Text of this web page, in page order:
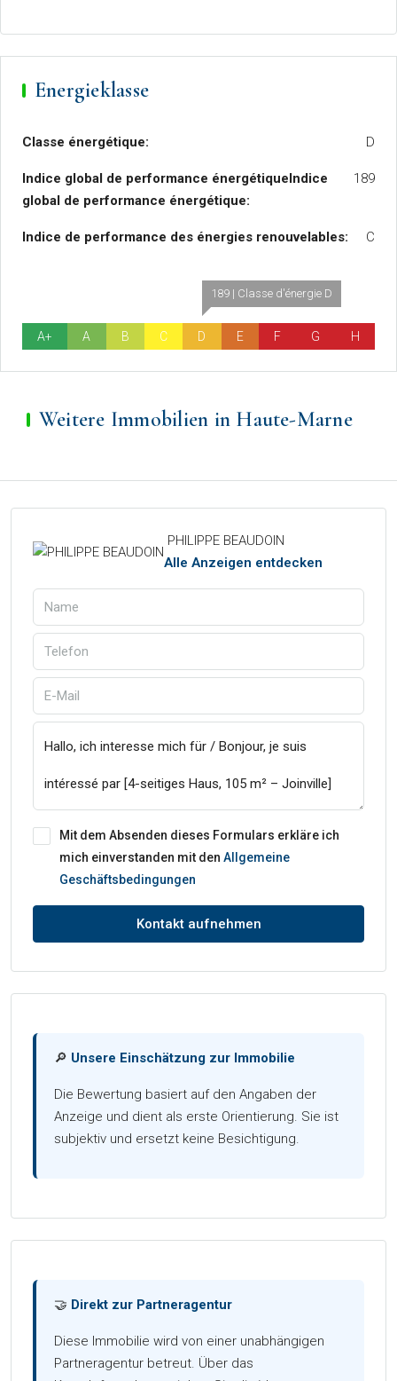
Energieklasse
Classe énergétique: D
Indice global de performance énergétiqueIndice
global de performance énergétique:
189
Indice de performance des énergies renouvelables: C
A+ A B C
189 | Classe d'énergie D
D E F G H
Weitere Immobilien in Haute-Marne
PHILIPPE BEAUDOIN
Alle Anzeigen entdecken
Mit dem Absenden dieses Formulars erkläre ich
mich einverstanden mit den Allgemeine
Geschäftsbedingungen
Kontakt aufnehmen
🔎 Unsere Einschätzung zur Immobilie
Die Bewertung basiert auf den Angaben der
Anzeige und dient als erste Orientierung. Sie ist
subjektiv und ersetzt keine Besichtigung.
🤝 Direkt zur Partneragentur
Diese Immobilie wird von einer unabhängigen
Partneragentur betreut. Über das